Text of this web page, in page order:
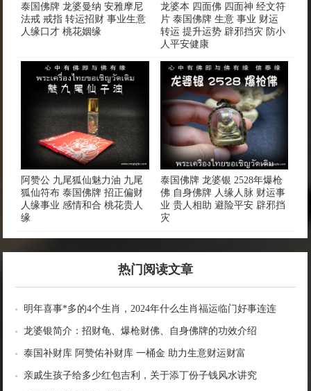
泰国佛牌 龙婆曼纳 安雅摩尼
法戒 戒指 转运招财 事业生意
人缘口才 桃花姻缘
龙婆本 四面佛 四面神 经文符
片 泰国佛牌 生意 事业 财运
转运 提升运势 辟邪挡灾 防小
人平安健康
阿赞公 九尾狐仙魅力油 九尾
狐仙符布 泰国佛牌 招正偏财
人缘事业 感情和合 桃花贵人
缘
泰国佛牌 龙婆银 2528年爆枪
佛 自身佛牌 人缘人脉 财运事
业 贵人相助 避险平安 辟邪挡
灾
热门阅读文章
明年喜事*多的4个生肖，2024年什么生肖福运临门好事连连
龙婆银简介：招财龟、爆枪财佛、自身佛牌的功效介绍
泰国补财库 阿赞佑补财库 一桶金 助力生意财运财富
亲戚生孩子给多少红包吉利，关于添丁份子钱风水讲究